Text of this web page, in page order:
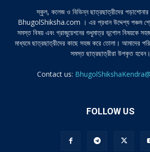
স্কুল, কলেজ ও বিভিন্ন ছাত্রছাত্রীদের পড়াশোনার
BhugolShiksha.com । এর প্রধান উদ্দেশ্য পঞ্চম
সমস্ত বিষয় এবং গ্রাজুয়েশনের শুধুমাত্র ভূগোল বিষয়কে
মাধ্যমে ছাত্রছাত্রীদের কাছে সহজ করে তোলা। আমাদের
সমস্ত ছাত্রছাত্রীরা উপকৃত হবেন।
Contact us:
FOLLOW US